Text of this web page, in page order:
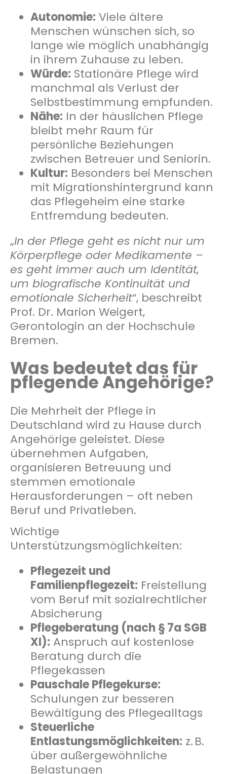
Autonomie: Viele ältere
Menschen wünschen sich, so
lange wie möglich unabhängig
in ihrem Zuhause zu leben.
Würde: Stationäre Pflege wird
manchmal als Verlust der
Selbstbestimmung empfunden.
Nähe: In der häuslichen Pflege
bleibt mehr Raum für
persönliche Beziehungen
zwischen Betreuer und Seniorin.
Kultur: Besonders bei Menschen
mit Migrationshintergrund kann
das Pflegeheim eine starke
Entfremdung bedeuten.
„In der Pflege geht es nicht nur um
Körperpflege oder Medikamente –
es geht immer auch um Identität,
um biografische Kontinuität und
emotionale Sicherheit“, beschreibt
Prof. Dr. Marion Weigert,
Gerontologin an der Hochschule
Bremen.
Was bedeutet das für
pflegende Angehörige?
Die Mehrheit der Pflege in
Deutschland wird zu Hause durch
Angehörige geleistet. Diese
übernehmen Aufgaben,
organisieren Betreuung und
stemmen emotionale
Herausforderungen – oft neben
Beruf und Privatleben.
Wichtige
Unterstützungsmöglichkeiten:
Pflegezeit und
Familienpflegezeit: Freistellung
vom Beruf mit sozialrechtlicher
Absicherung
Pflegeberatung (nach § 7a SGB
XI): Anspruch auf kostenlose
Beratung durch die
Pflegekassen
Pauschale Pflegekurse:
Schulungen zur besseren
Bewältigung des Pflegealltags
Steuerliche
Entlastungsmöglichkeiten: z. B.
über außergewöhnliche
Belastungen